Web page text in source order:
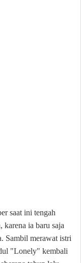
saat ini tengah
karena ia baru saja
Sambil merawat istri
"Lonely" kembali